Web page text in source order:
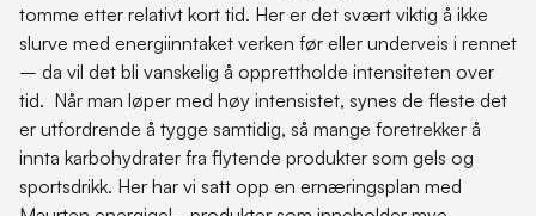
tomme etter relativt kort tid. Her er det svært viktig å ikke
slurve med energiinntaket verken før eller underveis i rennet
– da vil det bli vanskelig å opprettholde intensiteten over
tid. Når man løper med høy intensistet, synes de fleste det
er utfordrende å tygge samtidig, så mange foretrekker å
innta karbohydrater fra flytende produkter som gels og
sportsdrikk. Her har vi satt opp en ernæringsplan med